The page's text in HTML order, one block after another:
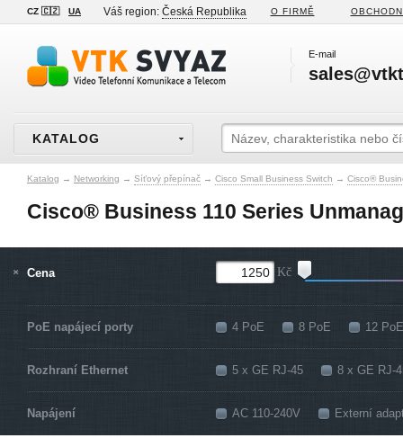
CZ 🇨🇿 UA Váš region: Česká Republika O FIRMĚ
E-mail
KATALOG
Katalog → Networking → Síťový přepínač → Cisco Small Business Switch → Cisco®
Cisco® Business 110 Series
Cena Kč
PoE napájecí porty 4 PoE 8 PoE 12 PoE
Rozhraní Ethernet 5 x GE RJ-45 8 x GE RJ-
Napájení AC 110-240V Externí